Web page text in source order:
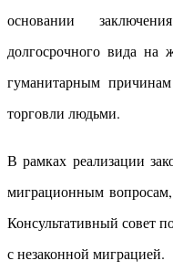
основании
долгосрочного вида на
гуманитарным
торговли людьми.
В рамках реализации
миграционным
Консультативный совет
с незаконной миграцией.